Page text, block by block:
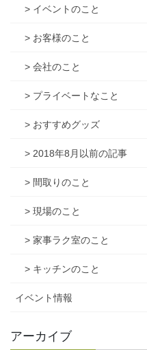
> イベントのこと
> お客様のこと
> 会社のこと
> プライベートなこと
> おすすめグッズ
> 2018年8月以前の記事
> 間取りのこと
> 現場のこと
> 家事ラク室のこと
> キッチンのこと
イベント情報
アーカイブ